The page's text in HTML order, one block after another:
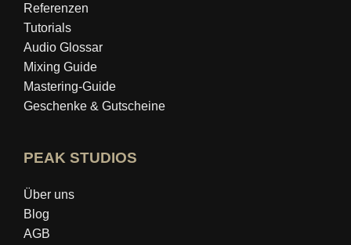
Referenzen
Tutorials
Audio Glossar
Mixing Guide
Mastering‑Guide
Geschenke & Gutscheine
PEAK STUDIOS
Über uns
Blog
AGB